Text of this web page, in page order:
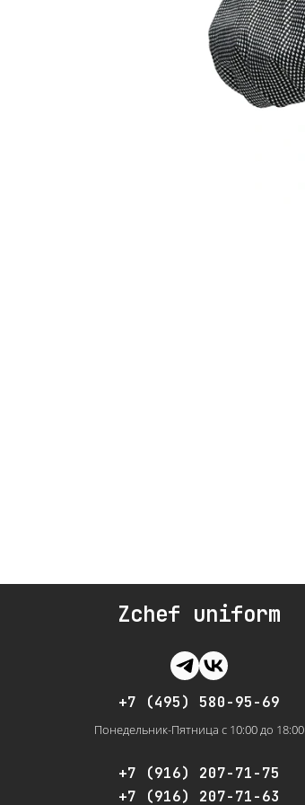
Zchef uniform
+7 (495) 580-95-69
Понедельник-Пятница с 10:00 до 18:00
+7 (916) 207-71-75
+7 (916) 207-71-63